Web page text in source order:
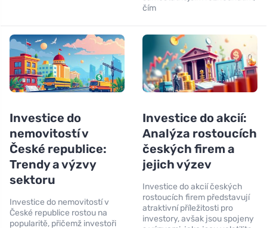
čím
Investice do
nemovitostí v
České republice:
Trendy a výzvy
sektoru
Investice do nemovitostí v
České republice rostou na
popularitě, přičemž investoři
Investice do akcií:
Analýza rostoucích
českých firem a
jejich výzev
Investice do akcií českých
rostoucích firem představují
atraktivní příležitosti pro
investory, avšak jsou spojeny